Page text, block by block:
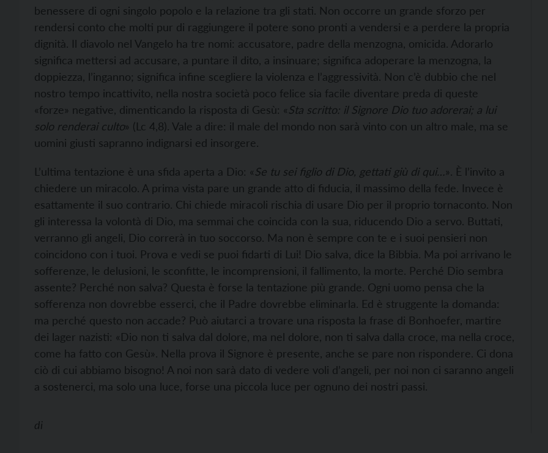
benessere di ogni singolo popolo e la relazione tra gli stati. Non occorre un grande sforzo per
rendersi conto che molti pur di raggiungere il potere sono pronti a vendersi e a perdere la propria
dignità. Il diavolo nel Vangelo ha tre nomi: accusatore, padre della menzogna, omicida. Adorarlo
significa mettersi ad accusare, a puntare il dito, a insinuare; significa adoperare la menzogna, la
doppiezza, l’inganno; significa infine scegliere la violenza e l’aggressività. Non c’è dubbio che nel
nostro tempo incattivito, nella nostra società poco felice sia facile diventare preda di queste
«forze» negative, dimenticando la risposta di Gesù: «Sta scritto: il Signore Dio tuo adorerai; a lui
solo renderai culto» (Lc 4,8). Vale a dire: il male del mondo non sarà vinto con un altro male, ma se
uomini giusti sapranno indignarsi ed insorgere.
L’ultima tentazione è una sfida aperta a Dio: «Se tu sei figlio di Dio, gettati giù di qui…». È l’invito a
chiedere un miracolo. A prima vista pare un grande atto di fiducia, il massimo della fede. Invece è
esattamente il suo contrario. Chi chiede miracoli rischia di usare Dio per il proprio tornaconto. Non
gli interessa la volontà di Dio, ma semmai che coincida con la sua, riducendo Dio a servo. Buttati,
verranno gli angeli, Dio correrà in tuo soccorso. Ma non è sempre con te e i suoi pensieri non
coincidono con i tuoi. Prova e vedi se puoi fidarti di Lui! Dio salva, dice la Bibbia. Ma poi arrivano le
sofferenze, le delusioni, le sconfitte, le incomprensioni, il fallimento, la morte. Perché Dio sembra
assente? Perché non salva? Questa è forse la tentazione più grande. Ogni uomo pensa che la
sofferenza non dovrebbe esserci, che il Padre dovrebbe eliminarla. Ed è struggente la domanda:
ma perché questo non accade? Può aiutarci a trovare una risposta la frase di Bonhoefer, martire
dei lager nazisti: «Dio non ti salva dal dolore, ma nel dolore, non ti salva dalla croce, ma nella croce,
come ha fatto con Gesù». Nella prova il Signore è presente, anche se pare non rispondere. Ci dona
ciò di cui abbiamo bisogno! A noi non sarà dato di vedere voli d’angeli, per noi non ci saranno angeli
a sostenerci, ma solo una luce, forse una piccola luce per ognuno dei nostri passi.
di